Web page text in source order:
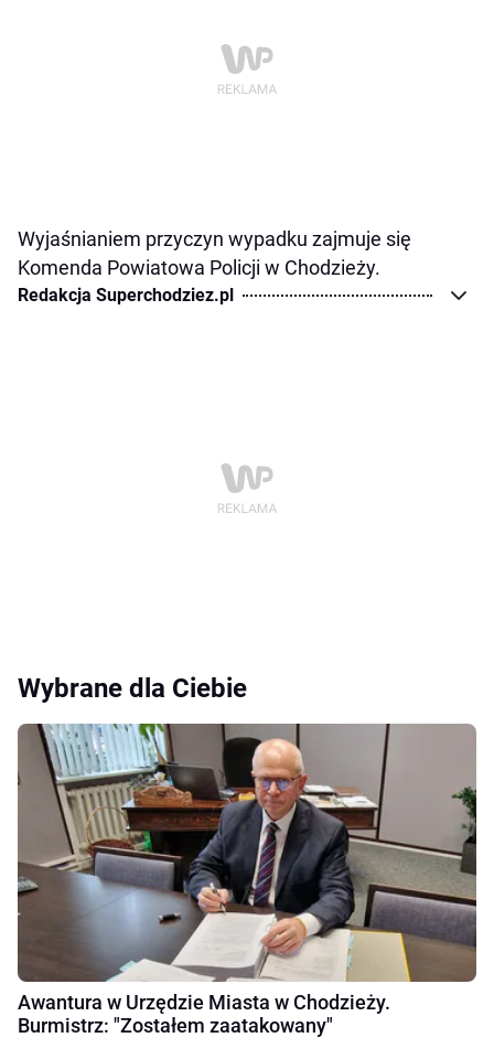
Wyjaśnianiem przyczyn wypadku zajmuje się
Komenda Powiatowa Policji w Chodzieży.
Redakcja Superchodziez.pl
Wybrane dla Ciebie
Awantura w Urzędzie Miasta w Chodzieży.
Burmistrz: "Zostałem zaatakowany"